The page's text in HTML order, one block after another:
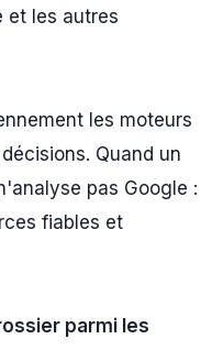
et les autres
les moteurs
Quand un
pas Google :
fiables et
parmi les